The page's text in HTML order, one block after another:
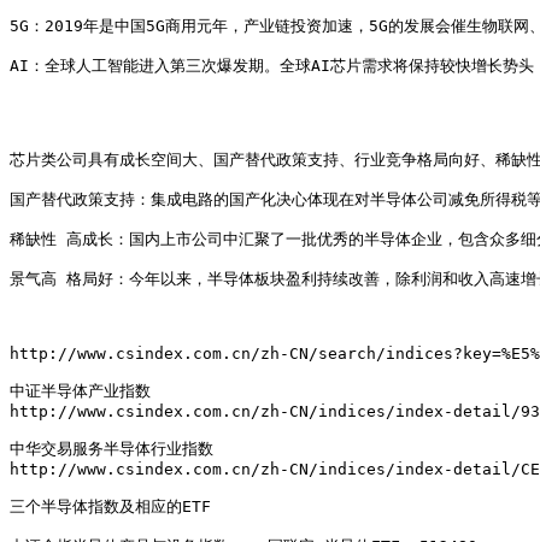
5G：2019年是中国5G商用元年，产业链投资加速，5G的发展会催生物联
AI：全球人工智能进入第三次爆发期。全球AI芯片需求将保持较快增长势
芯片类公司具有成长空间大、国产替代政策支持、行业竞争格局向好、稀缺
国产替代政策支持：集成电路的国产化决心体现在对半导体公司减免所得
稀缺性 高成长：国内上市公司中汇聚了一批优秀的半导体企业，包含众多
景气高 格局好：今年以来，半导体板块盈利持续改善，除利润和收入高速
http://www.csindex.com.cn/zh-CN/search/
中证半导体产业指数
http://www.csindex.com.cn/zh-CN/indices/index-detail/
中华交易服务半导体行业指数
http://www.csindex.com.cn/zh-CN/indices/index-detail/
三个半导体指数及相应的ETF